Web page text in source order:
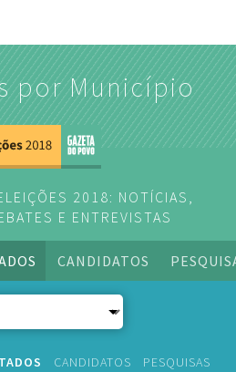
por Município
2018: NOTÍCIAS,
E ENTREVISTAS
CANDIDATOS
CANDIDATOS PESQUISAS